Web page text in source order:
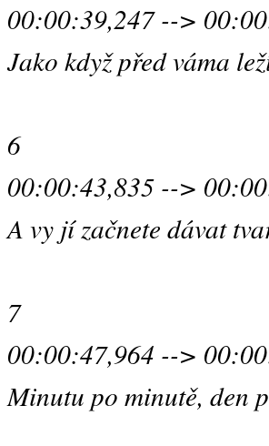
00:00:39,247 -->
Jako když před váma
6
00:00:43,835 -->
A vy jí začnete dávat
7
00:00:47,964 -->
Minutu po minutě, den